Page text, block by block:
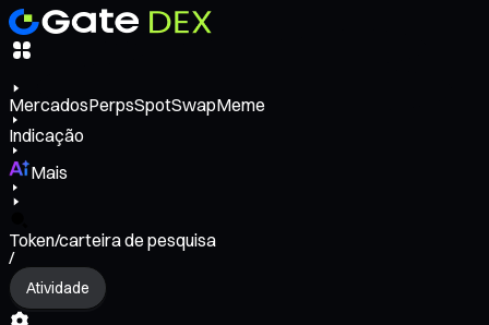
MercadosPerpsSpotSwapMeme
Indicação
Mais
Token/carteira de pesquisa
/
Atividade